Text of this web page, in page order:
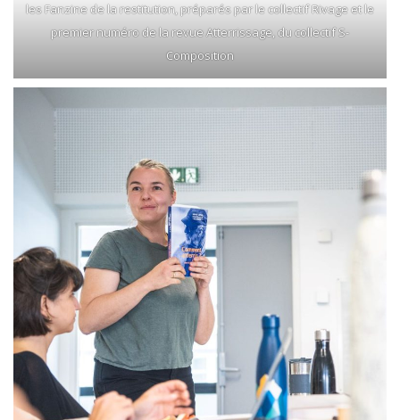
les Fanzine de la restitution, préparés par le collectif Rivage et le
premier numéro de la revue Atterrissage, du collectif S-
Composition